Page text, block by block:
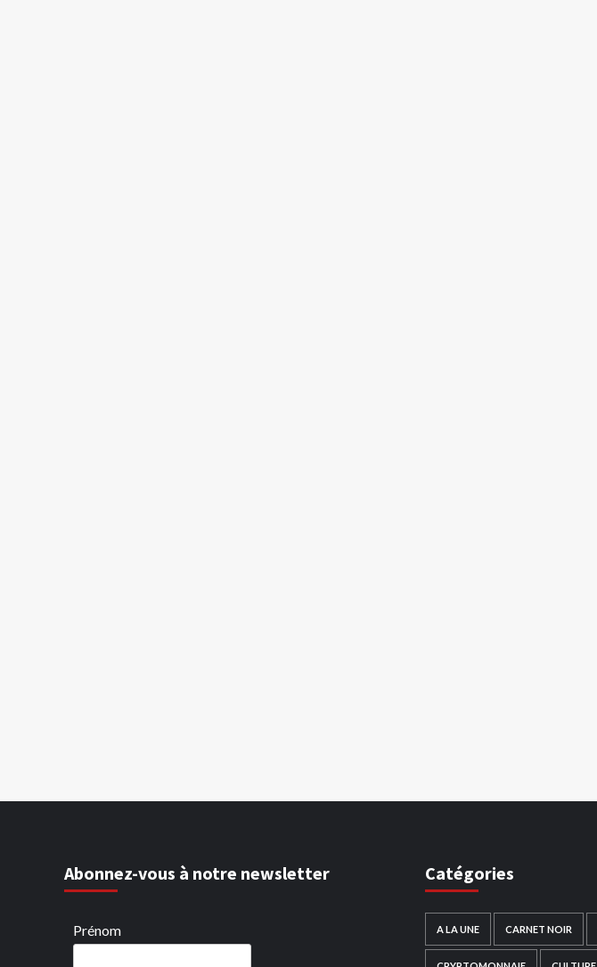
Abonnez-vous à notre newsletter
Prénom
Catégories
A LA UNE CARNET NOIR